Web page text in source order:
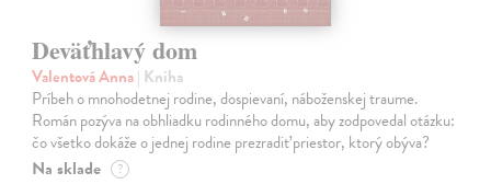
Deväťhlavý dom
Valentová Anna| Kniha
Príbeh o mnohodetnej rodine, dospievaní, náboženskej traume.
Román pozýva na obhliadku rodinného domu, aby zodpovedal otázku:
čo všetko dokáže o jednej rodine prezradiť priestor, ktorý obýva?
Na sklade ?